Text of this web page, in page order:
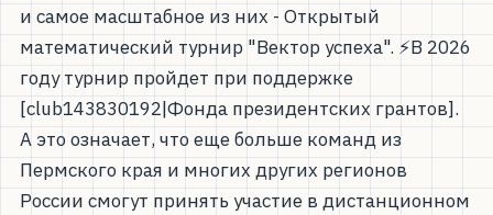
и самое масштабное из них - Открытый
математический турнир "Вектор успеха". ⚡В 2026
году турнир пройдет при поддержке
[club143830192|Фонда президентских грантов].
А это означает, что еще больше команд из
Пермского края и многих других регионов
России смогут принять участие в дистанционном